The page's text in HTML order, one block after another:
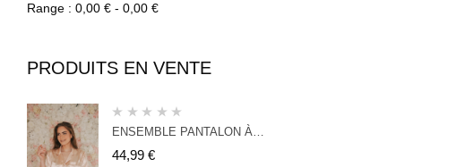
Range : 0,00 € - 0,00 €
PRODUITS EN VENTE
ENSEMBLE PANTALON À
PLUMES NUDE
44,99 €